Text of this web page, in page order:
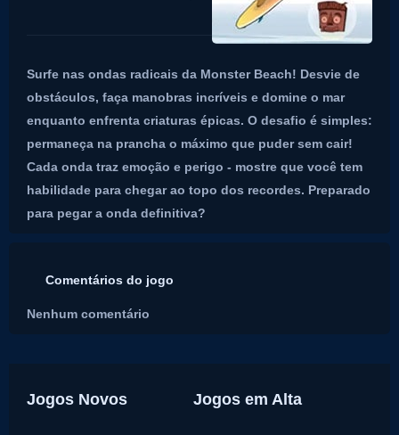
Surfe nas ondas radicais da Monster Beach! Desvie de
obstáculos, faça manobras incríveis e domine o mar
enquanto enfrenta criaturas épicas. O desafio é simples:
permaneça na prancha o máximo que puder sem cair!
Cada onda traz emoção e perigo - mostre que você tem
habilidade para chegar ao topo dos recordes. Preparado
para pegar a onda definitiva?
Comentários do jogo
Nenhum comentário
Jogos Novos Jogos em Alta